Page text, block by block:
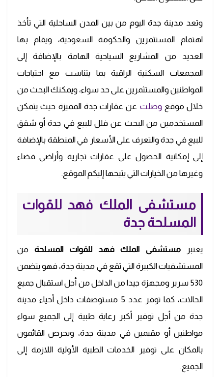
وتعد مدينة جدة اليوم من بين المدن الساحلية التي تأخذ
اهتمام المستثمرين والحكومة السعودية، ويقام بها
العديد من المشاريع السياحية الهامة بالإضافة إلى
المجمعات السكنية الراقية بما يتناسب مع احتياجات
المواطنين والمستثمرين على حد سواء، ويمكنك البحث من
خلال موقعوصلت عن عقارات جدة المميزة حيث يتمكن
المستخدمين من البحث عن فلل للبيع في جدة أو شقق
للبيع في جدة والتعرف على الأسعار في المنطقة بالإضافة
إلى إمكانية الحصول على عقارات تجارية وأراضي فضاء
وغيرها من الخيارات التي يتيحها إليكم الموقع.
مستشفى الملك فهد للقوات
المسلحة جدة
يعتبرمستشفى الملك فهد للقوات المسلحة من
المستشفيات الكبيرة التي تقع في مدينة جدة، فهو يتضمن
530 سرير ومجهزة جيدا من الداخل من أجل استقبال جميع
الحالات، كما توفر عدد 5 مستوصفات داخل أحياء مدينة
جدة من أجل توفير أكبر رعاية طبية إلى الجميع سواء
مواطنين أو مقيمين في مدينة جدة، ويحرص القائمون
بالمكان على توفير الخدمات الطبية الأولية اللازمة إلى
الجميع.